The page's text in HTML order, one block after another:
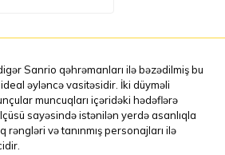
Sanrio qəhrəmanları ilə bəzədilmiş bu
əyləncə vasitəsidir. İki düyməli
muncuqları içəridəki hədəflərə
sayəsində istənilən yerdə asanlıqla
və tanınmış personajları ilə